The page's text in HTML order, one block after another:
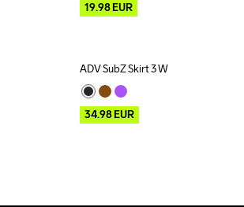
19.98EUR
Outlet
ADV SubZ Skirt 3 W
34.98EUR